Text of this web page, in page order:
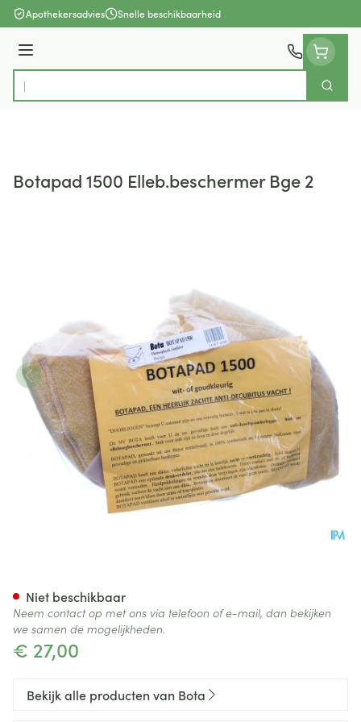
Ga naar de inhoud
Apothekersadvies Snelle beschikbaarheid
Menu
Product, merk, categorie...
Zoek
Botapad 1500 Elleb.beschermer Bge 2
€ 27,00
Niet beschikbaar
Neem contact op met ons via telefoon of e-mail, dan bekijken
we samen de mogelijkheden.
Bekijk alle producten van Bota